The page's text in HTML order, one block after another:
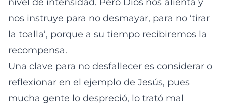
nos instruye para no desmayar, para no ‘tirar
la toalla’, porque a su tiempo recibiremos la
recompensa.
Una clave para no desfallecer es considerar o
reflexionar en el ejemplo de Jesús, pues
mucha gente lo despreció, lo trató mal